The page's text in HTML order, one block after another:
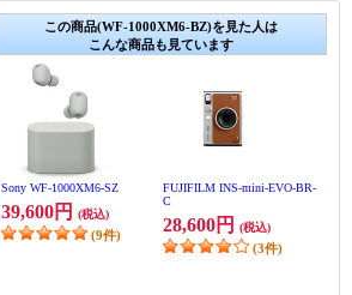
この商品(WF-1000XM6-BZ)を見た人は
こんな商品も見ています
Sony WF-1000XM6-SZ
39,600円 (税込)
(9件)
FUJIFILM INS-mini-EVO-BR-
C
28,600円 (税込)
(3件)